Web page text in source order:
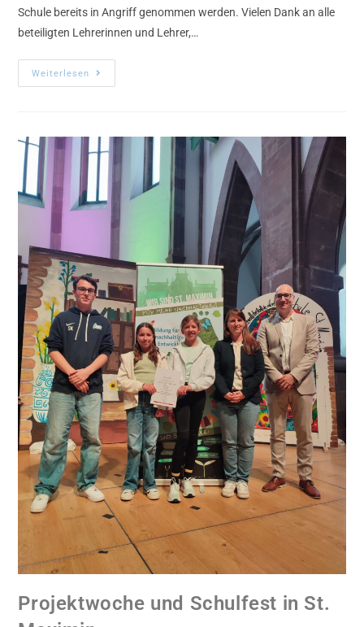
Schule bereits in Angriff genommen werden. Vielen Dank an alle
beteiligten Lehrerinnen und Lehrer,…
Weiterlesen
Projektwoche und Schulfest in St.